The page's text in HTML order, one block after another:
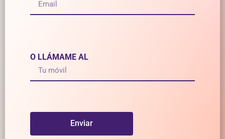
O LLÁMAME AL
Enviar